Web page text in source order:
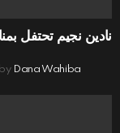
نادين نجيم تحتفل
by Dana Wahiba